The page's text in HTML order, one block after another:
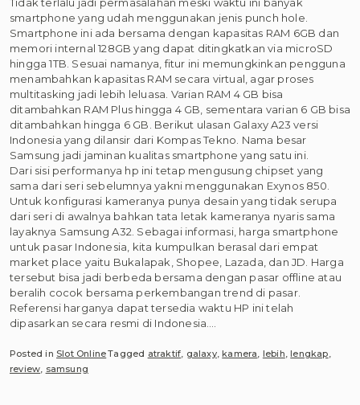
smartphone yang udah menggunakan jenis punch hole.
Smartphone ini ada bersama dengan kapasitas RAM 6GB dan
memori internal 128GB yang dapat ditingkatkan via microSD
hingga 1TB. Sesuai namanya, fitur ini memungkinkan pengguna
menambahkan kapasitas RAM secara virtual, agar proses
multitasking jadi lebih leluasa. Varian RAM 4 GB bisa
ditambahkan RAM Plus hingga 4 GB, sementara varian 6 GB bisa
ditambahkan hingga 6 GB. Berikut ulasan Galaxy A23 versi
Indonesia yang dilansir dari Kompas Tekno. Nama besar
Samsung jadi jaminan kualitas smartphone yang satu ini.
Dari sisi performanya hp ini tetap mengusung chipset yang
sama dari seri sebelumnya yakni menggunakan Exynos 850.
Untuk konfigurasi kameranya punya desain yang tidak serupa
dari seri di awalnya bahkan tata letak kameranya nyaris sama
layaknya Samsung A32. Sebagai informasi, harga smartphone
untuk pasar Indonesia, kita kumpulkan berasal dari empat
market place yaitu Bukalapak, Shopee, Lazada, dan JD. Harga
tersebut bisa jadi berbeda bersama dengan pasar offline atau
beralih cocok bersama perkembangan trend di pasar.
Referensi harganya dapat tersedia waktu HP ini telah
dipasarkan secara resmi di Indonesia.…
Posted in Slot OnlineTagged atraktif, galaxy,kamera, lebih,lengkap,
review, samsung